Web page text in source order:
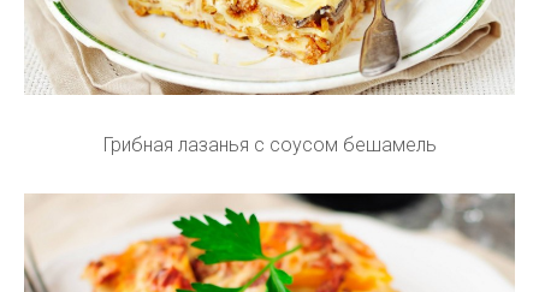
Грибная лазанья с соусом бешамель